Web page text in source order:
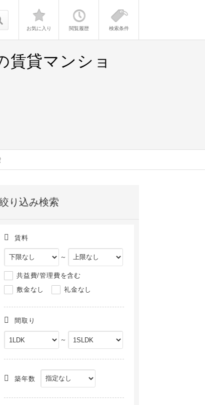
お気に入り 閲覧履歴 検索条件
賃貸マンショ
り込み検索
賃料
～
共益費/管理費を含む
敷金なし
礼金なし
間取り
～
築年数